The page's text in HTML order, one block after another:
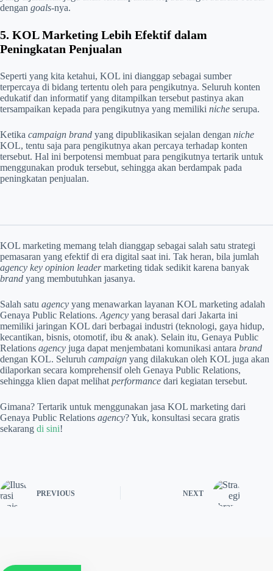
dengan goals-nya.
5. KOL Marketing Lebih Efektif dalam
Peningkatan Penjualan
Seperti yang kita ketahui, KOL ini dianggap sebagai sumber
terpercaya di bidang tertentu oleh para pengikutnya. Seluruh konten
edukatif dan informatif yang ditampilkan tersebut pastinya akan
tersampaikan kepada para pengikutnya yang memiliki niche serupa.
Ketika campaign brand yang dipublikasikan sejalan dengan niche
KOL, tentu saja para pengikutnya akan percaya terhadap konten
tersebut. Hal ini berpotensi membuat para pengikutnya tertarik untuk
menggunakan produk tersebut, sehingga akan berdampak pada
peningkatan penjualan.
KOL marketing memang telah dianggap sebagai salah satu strategi
pemasaran yang efektif di era digital saat ini. Tak heran, bila jumlah
agency key opinion leadermarketing tidak sedikit karena banyak
brand yang membutuhkan jasanya.
Salah satu agency yang menawarkan layanan KOL marketing adalah
Genaya Public Relations. Agency yang berasal dari Jakarta ini
memiliki jaringan KOL dari berbagai industri (teknologi, gaya hidup,
kecantikan, bisnis, otomotif, ibu & anak). Selain itu, Genaya Public
Relations agency juga dapat menjembatani komunikasi antara brand
dengan KOL. Seluruh campaign yang dilakukan oleh KOL juga akan
dilaporkan secara komprehensif oleh Genaya Public Relations,
sehingga klien dapat melihat performance dari kegiatan tersebut.
Gimana? Tertarik untuk menggunakan jasa KOL marketing dari
Genaya Public Relations agency? Yuk, konsultasi secara gratis
sekarang di sini!
PREVIOUS NEXT